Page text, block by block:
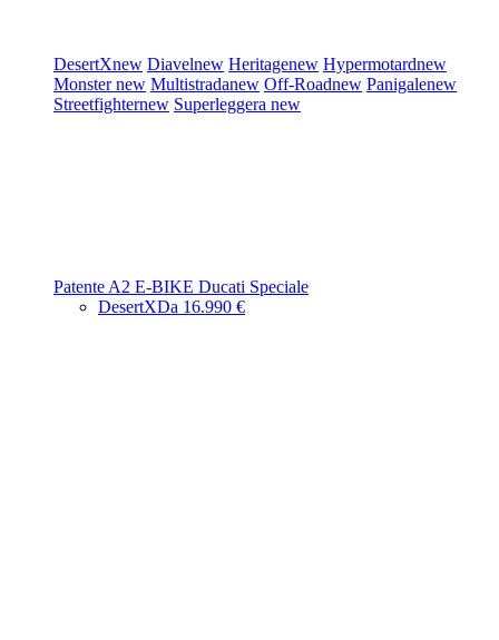
DesertXnew Diavelnew Heritagenew Hypermotardnew
Monsternew Multistradanew Off-Roadnew Panigalenew
Streetfighternew Superleggera new
Patente A2 E-BIKE Ducati Speciale
DesertXDa 16.990 €